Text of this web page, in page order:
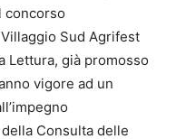
concorso
Sud Agrifest
Lettura, già promosso
vigore ad un
Consulta delle